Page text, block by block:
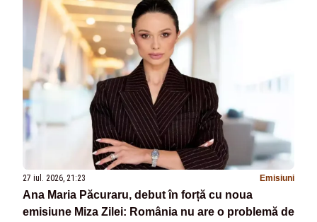
27 iul. 2026, 21:23 Emisiuni
Ana Maria Păcuraru, debut în forță cu noua
emisiune Miza Zilei: România nu are o problemă de